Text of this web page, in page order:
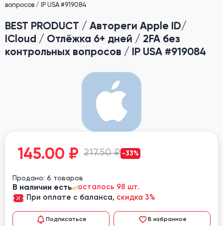
вопросов / IP USA #919084
BEST PRODUCT / Автореги Apple ID/
ICloud / Отлёжка 6+ дней / 2FA без
контрольных вопросов / IP USA #919084
145.00 ₽ 217.50 ₽ -33%
Продано: 6 товаров
В наличии есть
осталось 98 шт.
При оплате с баланса, скидка 3%
Подписаться В избранное